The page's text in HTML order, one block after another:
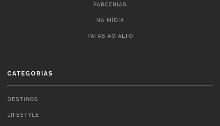
PARCERIAS
NA MÍDIA
PATAS AO ALTO
CATEGORIAS
DESTINOS
LIFESTYLE